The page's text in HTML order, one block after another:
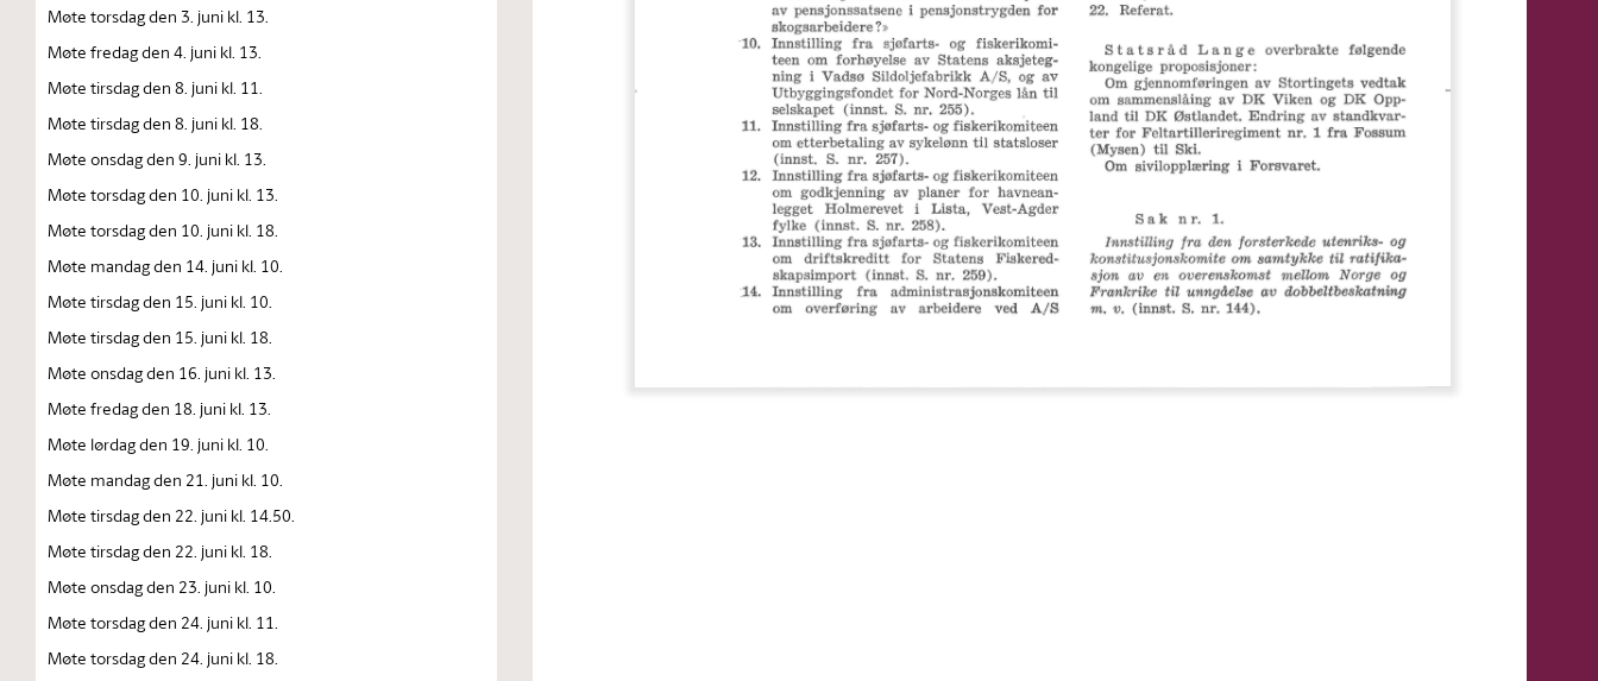
Møte torsdag den 3. juni kl. 13.
Møte fredag den 4. juni kl. 13.
Møte tirsdag den 8. juni kl. 11.
Møte tirsdag den 8. juni kl. 18.
Møte onsdag den 9. juni kl. 13.
Møte torsdag den 10. juni kl. 13.
Møte torsdag den 10. juni kl. 18.
Møte mandag den 14. juni kl. 10.
Møte tirsdag den 15. juni kl. 10.
Møte tirsdag den 15. juni kl. 18.
Møte onsdag den 16. juni kl. 13.
Møte fredag den 18. juni kl. 13.
Møte lørdag den 19. juni kl. 10.
Møte mandag den 21. juni kl. 10.
Møte tirsdag den 22. juni kl. 14.50.
Møte tirsdag den 22. juni kl. 18.
Møte onsdag den 23. juni kl. 10.
Møte torsdag den 24. juni kl. 11.
Møte torsdag den 24. juni kl. 18.